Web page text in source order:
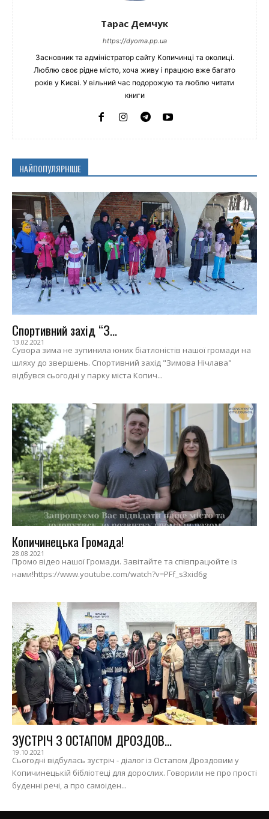
Тарас Демчук
https://dyoma.pp.ua
Засновник та адміністратор сайту Копичинці та околиці.
Люблю своє рідне місто, хоча живу і працюю вже багато
років у Києві. У вільний час подорожую та люблю читати
книги
НАЙПОПУЛЯРНІШЕ
Спортивний захід “З...
13.02.2021
Сувора зима не зупинила юних біатлоністів нашої громади на
шляху до звершень. Спортивний захід "Зимова Нічлава"
відбувся сьогодні у парку міста Копич...
Копичинецька Громада!
28.08.2021
Промо відео нашої Громади. Завітайте та співпрацюйте із
нами!https://www.youtube.com/watch?v=PFf_s3xid6g
ЗУСТРІЧ З ОСТАПОМ ДРОЗДОВ...
19.10.2021
Сьогодні відбулась зустріч - діалог із Остапом Дроздовим у
Копичинецькій бібліотеці для дорослих. Говорили не про прості
буденні речі, а про самоіден...